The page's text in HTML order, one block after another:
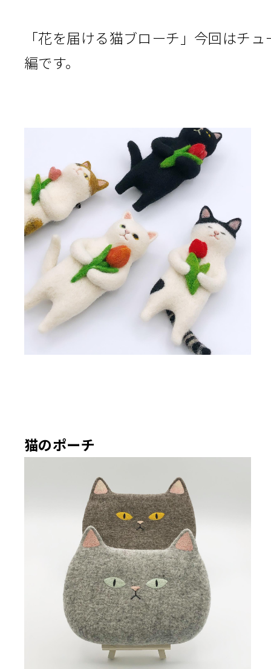
「花を届ける猫ブローチ」今回はチ
編です。
猫のポーチ